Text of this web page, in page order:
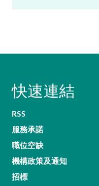
快速連結
RSS
服務承諾
職位空缺
機構政策及通知
招標